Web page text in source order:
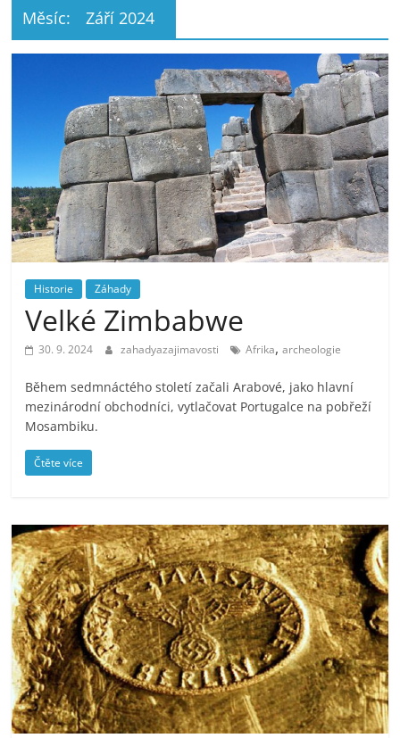
Měsíc: Září 2024
Historie Záhady
Velké Zimbabwe
30. 9. 2024 zahadyazajimavosti Afrika,archeologie
Během sedmnáctého století začali Arabové, jako hlavní
mezinárodní obchodníci, vytlačovat Portugalce na pobřeží
Mosambiku.
Čtěte více